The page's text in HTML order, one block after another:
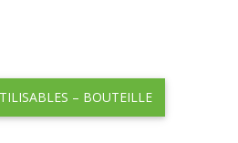
– BOUTEILLE